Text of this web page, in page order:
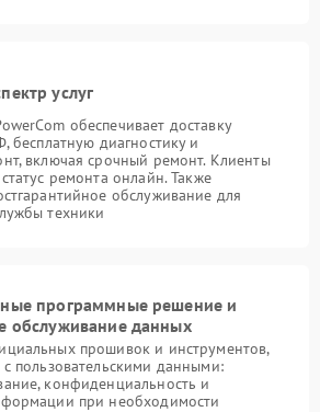
услуг
обеспечивает доставку
бесплатную диагностику и
включая срочный ремонт. Клиенты
ремонта онлайн. Также
обслуживание для
техники
программные решение и
обслуживание данных
прошивок и инструментов,
пользовательскими данными:
конфиденциальность и
при необходимости